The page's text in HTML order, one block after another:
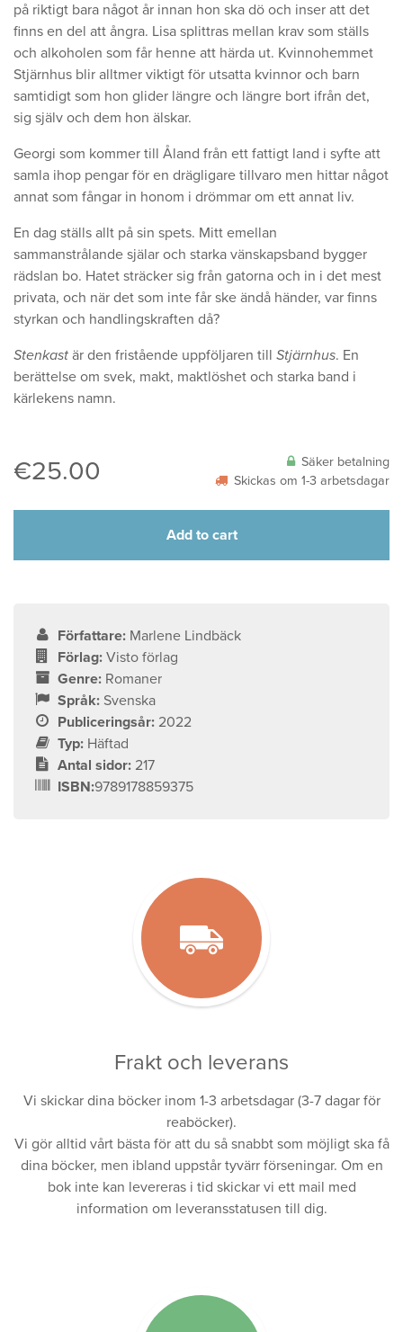
på riktigt bara något år innan hon ska dö och inser att det
finns en del att ångra. Lisa splittras mellan krav som ställs
och alkoholen som får henne att härda ut. Kvinnohemmet
Stjärnhus blir alltmer viktigt för utsatta kvinnor och barn
samtidigt som hon glider längre och längre bort ifrån det,
sig själv och dem hon älskar.
Georgi som kommer till Åland från ett fattigt land i syfte att
samla ihop pengar för en drägligare tillvaro men hittar något
annat som fångar in honom i drömmar om ett annat liv.
En dag ställs allt på sin spets. Mitt emellan
sammanstrålande själar och starka vänskapsband bygger
rädslan bo. Hatet sträcker sig från gatorna och in i det mest
privata, och när det som inte får ske ändå händer, var finns
styrkan och handlingskraften då?
Stenkast är den fristående uppföljaren till Stjärnhus. En
berättelse om svek, makt, maktlöshet och starka band i
kärlekens namn.
€25.00
Säker betalning
Skickas om 1-3 arbetsdagar
Add to cart
Författare: Marlene Lindbäck
Förlag: Visto förlag
Genre: Romaner
Språk: Svenska
Publiceringsår: 2022
Typ: Häftad
Antal sidor: 217
ISBN:9789178859375
Frakt och leverans
Vi skickar dina böcker inom 1-3 arbetsdagar (3-7 dagar för
reaböcker).
Vi gör alltid vårt bästa för att du så snabbt som möjligt ska få
dina böcker, men ibland uppstår tyvärr förseningar. Om en
bok inte kan levereras i tid skickar vi ett mail med
information om leveransstatusen till dig.